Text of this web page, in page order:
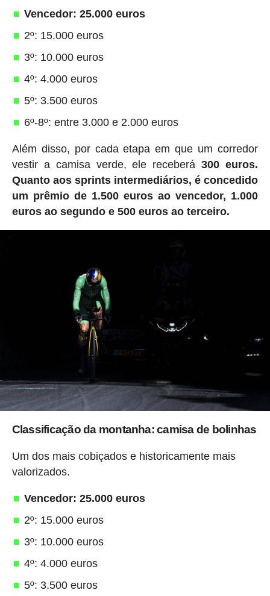
Vencedor: 25.000 euros
2º: 15.000 euros
3º: 10.000 euros
4º: 4.000 euros
5º: 3.500 euros
6º-8º: entre 3.000 e 2.000 euros
Além disso, por cada etapa em que um corredor
vestir a camisa verde, ele receberá300 euros.
Quanto aos sprints intermediários, é concedido
um prêmio de 1.500 euros ao vencedor, 1.000
euros ao segundo e 500 euros ao terceiro.
Classificação da montanha: camisa de bolinhas
Um dos mais cobiçados e historicamente mais
valorizados.
Vencedor: 25.000 euros
2º: 15.000 euros
3º: 10.000 euros
4º: 4.000 euros
5º: 3.500 euros